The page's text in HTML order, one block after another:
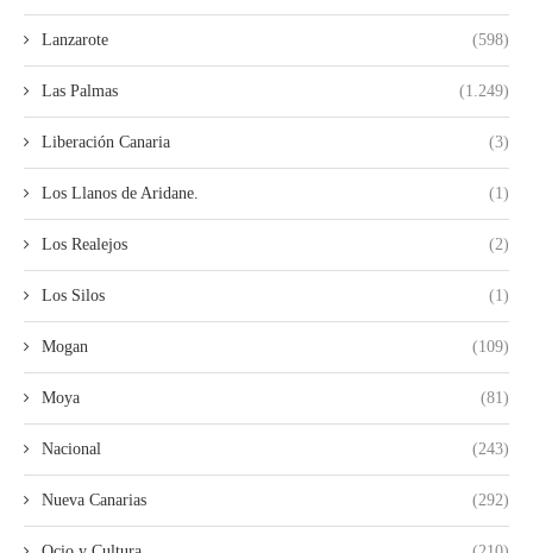
Lanzarote (598)
Las Palmas (1.249)
Liberación Canaria (3)
Los Llanos de Aridane. (1)
Los Realejos (2)
Los Silos (1)
Mogan (109)
Moya (81)
Nacional (243)
Nueva Canarias (292)